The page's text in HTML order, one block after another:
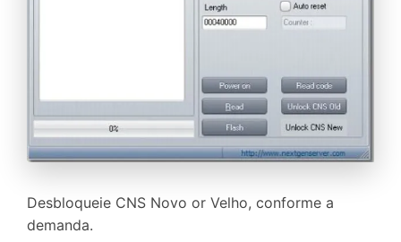
Recupere, proteja e transfira dados faclimente
Tecnologia de IA, sem complicação
Desbloqueie CNS Novo or Velho, conforme a
demanda.